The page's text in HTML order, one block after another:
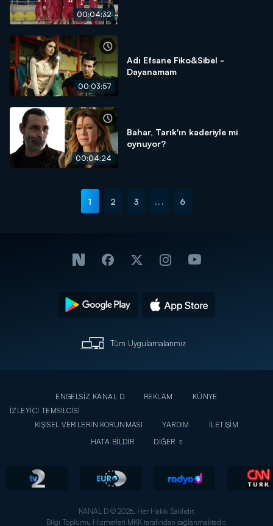
00:04:32
00:03:57
Adı Efsane Fiko&Sibel -
Dayanamam
00:04:24
Bahar, Tarık'ın kaderiyle mi
oynuyor?
1 2 3 ... 6
Tüm Uygulamalarımız
ENGELSİZ KANAL D REKLAM
KÜNYE
İZLEYİCİ TEMSİLCİSİ
KİŞİSEL VERİLERİN KORUNMASI
YARDIM
İLETİŞİM
HATA BİLDİR
DİĞER
KANAL D © 2026. Her Hakkı Saklıdır.
Bilgi Toplumu Hizmetleri MKK tarafından sağlanmaktadır.